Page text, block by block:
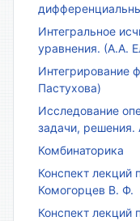
Интегральное
уравнения. (А.А.
Интегрирование
Пастухова)
Исследование
задачи,
Комбинаторика
Конспект лекций
Комогорцев В. Ф.
Конспект лекций